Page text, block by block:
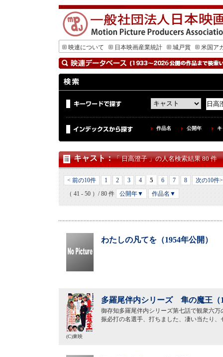
映連について 日本映画産業統計 城戸賞 米国ア
作品名 公開年
キャスト：「 日高澄子 」の人名検索結果 80 件
< 前の10件 1 2 3 4 5 6 7 8
次の10件>
（ 41 - 50 ）/ 80 件
公開年▼ 作品名▼
わたしの凡てを（1954年公開）
多羅尾伴内シリーズ 隼の魔王（
御存知多羅尾伴内シリーズ第七話で観衆六
振必打の名選手、打ちました、凄い当たり
(C)東映